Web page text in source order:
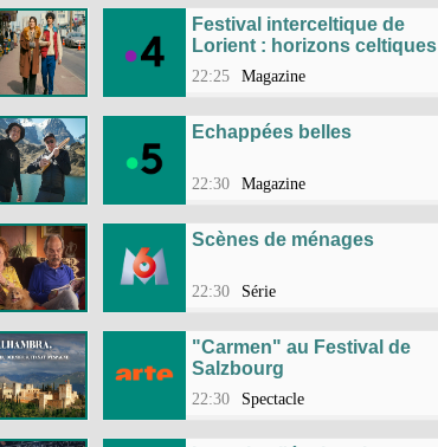
Festival interceltique de
Lorient : horizons celtiques
22:25 Magazine
Echappées belles
22:30 Magazine
Scènes de ménages
22:30 Série
"Carmen" au Festival de
Salzbourg
22:30 Spectacle